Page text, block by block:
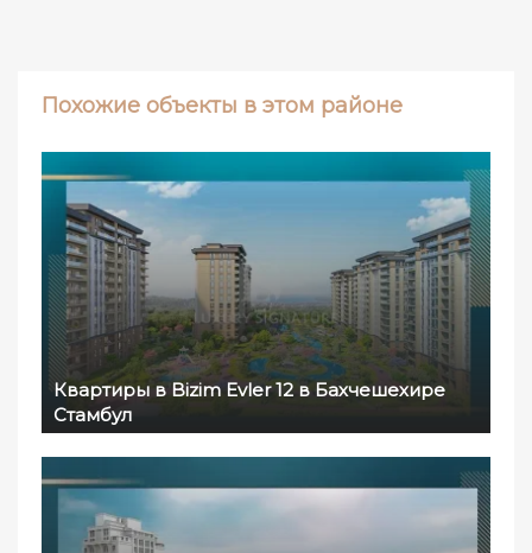
Похожие объекты в этом районе
Квартиры в Bizim Evler 12 в Бахчешехире
Стамбул